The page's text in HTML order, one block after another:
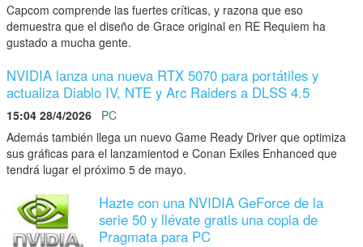
Capcom comprende las fuertes críticas, y razona que eso
demuestra que el diseño de Grace original en RE Requiem ha
gustado a mucha gente.
NVIDIA lanza una nueva RTX 5070 para portátiles y
actualiza Diablo IV, NTE y Arc Raiders a DLSS 4.5
15:04 28/4/2026
PC
Además también llega un nuevo Game Ready Driver que optimiza
sus gráficas para el lanzamientod e Conan Exiles Enhanced que
tendrá lugar el próximo 5 de mayo.
Hazte con una NVIDIA GeForce de la
serie 50 y llévate gratis una copia de
Pragmata para PC